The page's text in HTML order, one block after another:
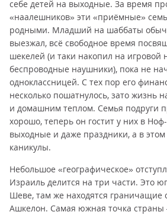
себе детей на выходные. За время
«наалешников» эти «приёмные»
родными. Младший на шаббаты
выезжал, всё свободное время
шекелей (и таки накопил на игровой
беспроводные наушники), пока не
одноклассницей. С тех пор его
несколько пошатнулось, зато жизнь
и домашним теплом. Семья подруги
хорошо, теперь он гостит у них в
выходные и даже праздники, а в этом
каникулы.
Небольшое «географическое»
Израиль делится на три части. Это
Шеве, там же находятся граничащие
Ашкелон. Самая южная точка страны